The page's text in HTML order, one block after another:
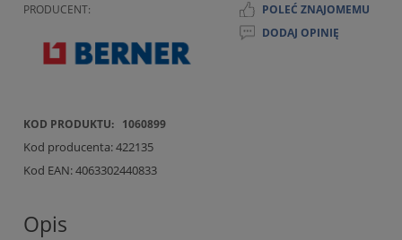
PRODUCENT:
KOD PRODUKTU: 1060899
Kod producenta:422135
Kod EAN:4063302440833
POLEĆ ZNAJOMEMU
DODAJ OPINIĘ
Opis